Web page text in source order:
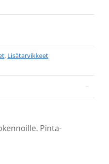
, Lisätarvikkeet
Pinta-